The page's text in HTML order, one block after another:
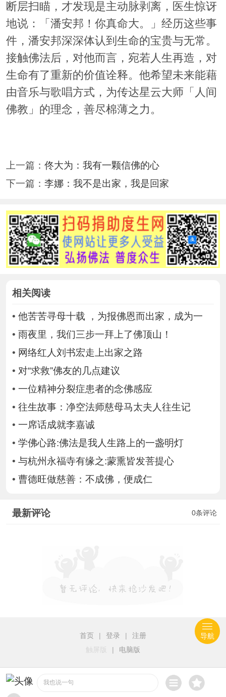
断层扫瞄，才发现是主动脉剥离，医生惊讶
地说：「潘安邦！你真命大。」经历这些事
件，潘安邦深深体认到生命的宝贵与无常。
接触佛法后，对他而言，宛若人生再造，对
生命有了重新的价值诠释。他希望未来能藉
由音乐与歌唱方式，为传达星云大师「人间
佛教」的理念，善尽棉薄之力。
上一篇： 佟大为：我有一颗信佛的心
下一篇： 李娜：我不是出家，我是回家
相关阅读
• 他苦苦寻母十载 ，为报佛恩而出家，成为一
• 雨夜里，我们三步一拜上了佛顶山！
• 网络红人刘书宏走上出家之路
• 对“求救”佛友的几点建议
• 一位精神分裂症患者的念佛感应
• 往生故事：净空法师慈母马太夫人往生记
• 一席话成就李嘉诚
• 学佛心路:佛法是我人生路上的一盏明灯
• 与杭州永福寺有缘之:蒙熏皆发菩提心
• 曹德旺做慈善：不成佛，便成仁
0条评论
最新评论
我也说一句
首页 | 登录 |
注册
触屏版
| 电脑版
导航